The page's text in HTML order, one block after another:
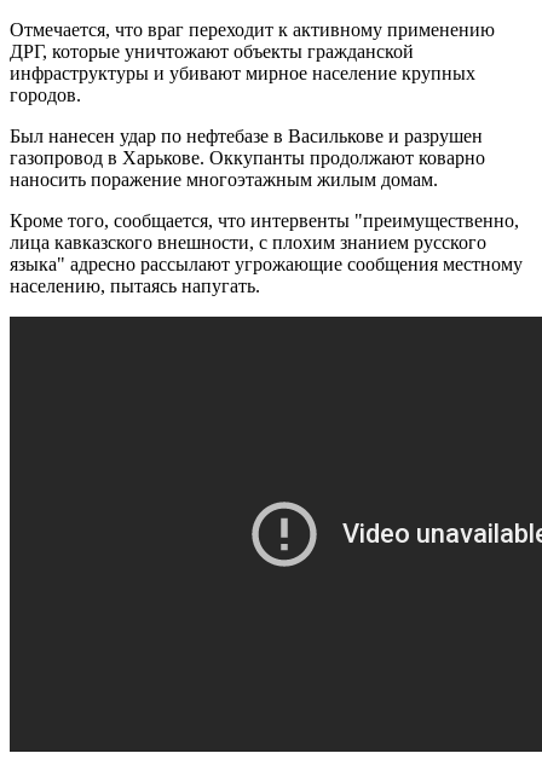
Отмечается, что враг переходит к активному применению
ДРГ, которые уничтожают объекты гражданской
инфраструктуры и убивают мирное население крупных
городов.
Был нанесен удар по нефтебазе в Василькове и разрушен
газопровод в Харькове. Оккупанты продолжают коварно
наносить поражение многоэтажным жилым домам.
Кроме того, сообщается, что интервенты "преимущественно,
лица кавказского внешности, с плохим знанием русского
языка" адресно рассылают угрожающие сообщения местному
населению, пытаясь напугать.